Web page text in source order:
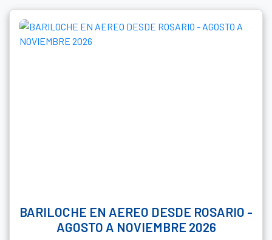
BARILOCHE EN AEREO DESDE ROSARIO -
AGOSTO A NOVIEMBRE 2026